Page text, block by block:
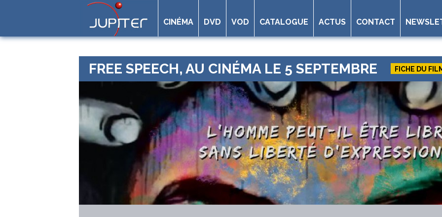
CINÉMA DVD VOD CATALOGUE ACTUS CONTACT
FREE SPEECH, AU CINÉMA LE 5 SEPTEMBRE FICHE DU